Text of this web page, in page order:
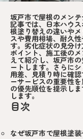
坂戸市で屋根のメン
記事では、日本ハウ
根塗り替えの違いや
スや費用相場、耐久
す。劣化症状の見分
ポイント、施工後の
えて紹介し、坂戸市
ートします。さらに
用差、見積り時に確
ーサービスの重要性
の優先順位を提示し
します。
目次
なぜ坂戸市で屋根塗